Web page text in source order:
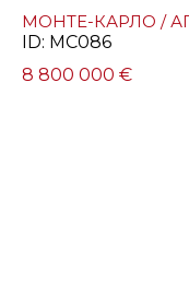
МОНТЕ-КАРЛО /
ID: MC086
8 800 000 €